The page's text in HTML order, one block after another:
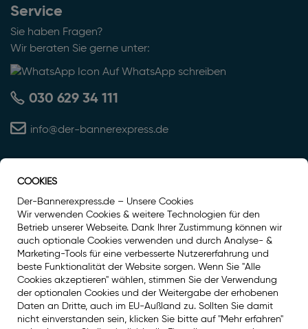
Service
Sie haben Fragen?
Wir beraten Sie gerne unter:
Auf WhatsApp schreiben
030 629 34 111
info@der-bannerexpress.de
Auszeichnung
COOKIES
Der-Bannerexpress.de – Unsere Cookies
Wir verwenden Cookies & weitere Technologien für den
Betrieb unserer Webseite. Dank Ihrer Zustimmung können wir
auch optionale Cookies verwenden und durch Analyse- &
Marketing-Tools für eine verbesserte Nutzererfahrung und
beste Funktionalität der Website sorgen. Wenn Sie "Alle
Cookies akzeptieren" wählen, stimmen Sie der Verwendung
der optionalen Cookies und der Weitergabe der erhobenen
Daten an Dritte, auch im EU-Außland zu. Sollten Sie damit
nicht einverstanden sein, klicken Sie bitte auf "Mehr erfahren"